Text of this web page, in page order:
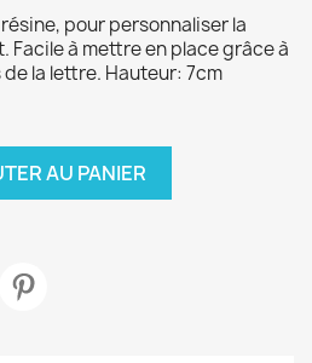
pour personnaliser la
Facile à mettre en place grâce à
la lettre. Hauteur: 7cm
AU PANIER